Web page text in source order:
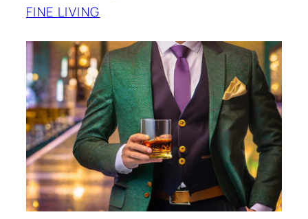
FINE LIVING